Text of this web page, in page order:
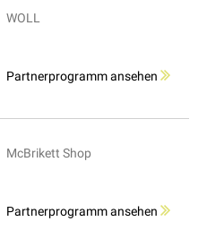
WOLL
Partnerprogramm ansehen
McBrikett Shop
Partnerprogramm ansehen